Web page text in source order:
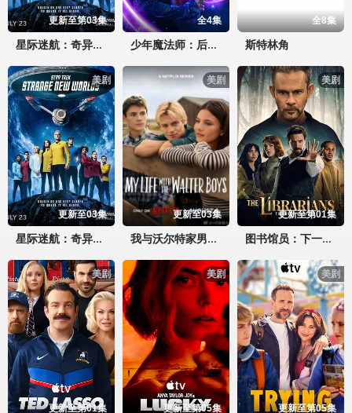
更新至第03集
星际迷航：奇异新世界第四季
全4集
少年魔法师：后继者 第三季
全8集
斯特林角
美剧
更新至03集
星际迷航：奇异新世界 第四季
美剧
更新至03集
我与沃尔特家男孩的生活 第三季
美剧
更新至第01集
图书馆员：下一章第二季
美剧
更新至第01集
美剧
更新至第05集
美剧
更新至第05集